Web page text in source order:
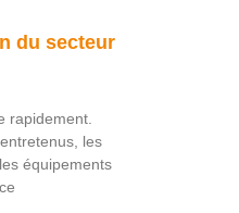
du secteur
rapidement.
les
équipements